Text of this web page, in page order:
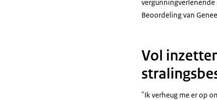
vergunningverlenende
Beoordeling van
Vol
"Ik verheug me er op